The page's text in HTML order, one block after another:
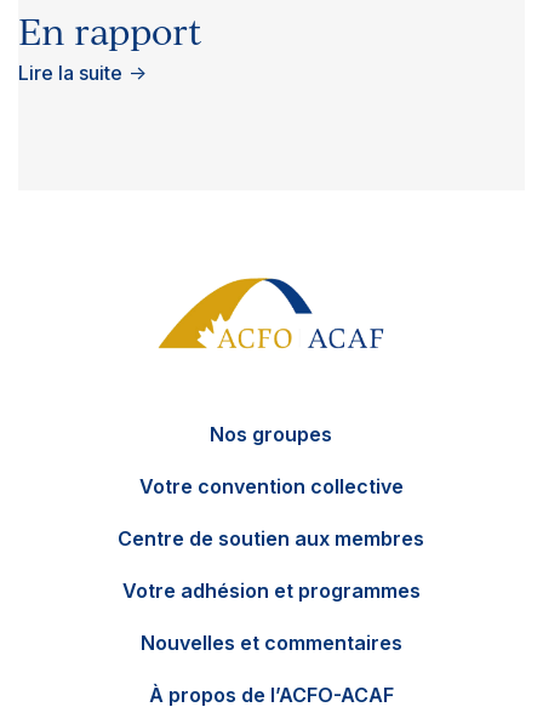
ENContactez-nous
En rapport
Lire la suite →
Nos groupes
Votre convention collective
Centre de soutien aux membres
Votre adhésion et programmes
Nouvelles et commentaires
À propos de l’ACFO-ACAF